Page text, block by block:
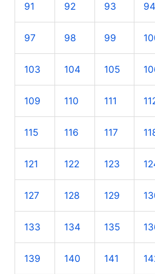
91 92 93 94
97 98 99
103 104 105
109 110 111
115 116 117
121 122 123
127 128 129
133 134 135
139 140 141